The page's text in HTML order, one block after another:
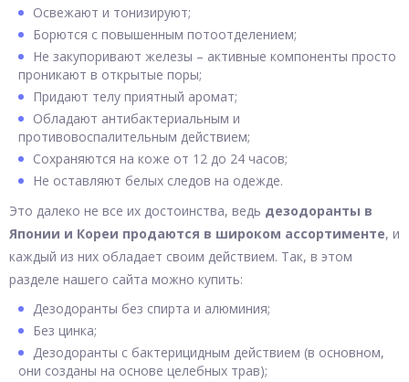
Освежают и тонизируют;
Борются с повышенным потоотделением;
Не закупоривают железы – активные компоненты просто
проникают в открытые поры;
Придают телу приятный аромат;
Обладают антибактериальным и
противовоспалительным действием;
Сохраняются на коже от 12 до 24 часов;
Не оставляют белых следов на одежде.
Это далеко не все их достоинства, ведь дезодоранты в
Японии и Кореи продаются в широком ассортименте, и
каждый из них обладает своим действием. Так, в этом
разделе нашего сайта можно купить:
Дезодоранты без спирта и алюминия;
Без цинка;
Дезодоранты с бактерицидным действием (в основном,
они созданы на основе целебных трав);